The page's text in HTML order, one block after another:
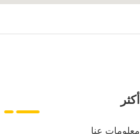
أكثر
معلومات عنا